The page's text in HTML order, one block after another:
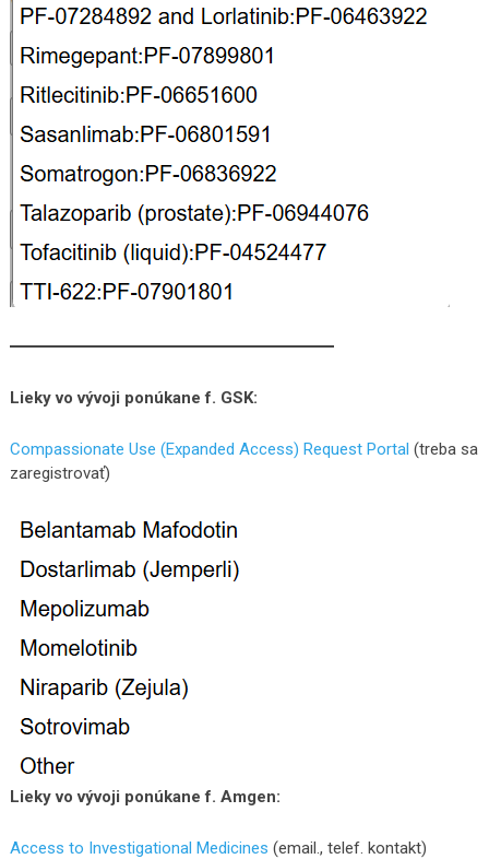
Lieky vo vývoji ponúkane f. GSK:
Compassionate Use (Expanded Access) Request Portal (treba sa
zaregistrovať)
Lieky vo vývoji ponúkane f. Amgen:
Access to Investigational Medicines (email., telef. kontakt)